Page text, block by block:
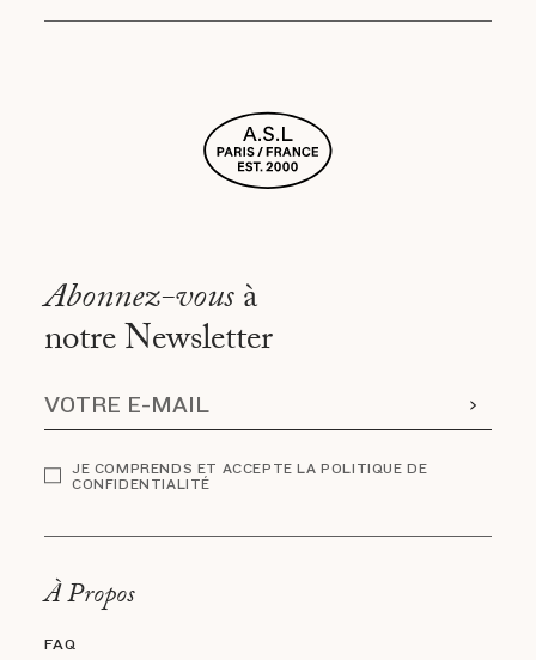
Abonnez-vousà
notre Newsletter
JE COMPRENDS ET ACCEPTE LA POLITIQUE DE
CONFIDENTIALITÉ
À Propos
FAQ